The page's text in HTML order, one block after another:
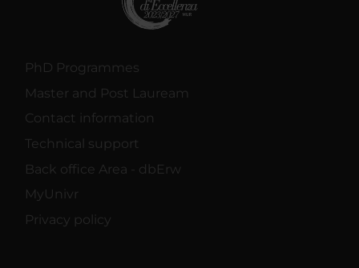
PhD Programmes
Master and Post Lauream
Contact information
Technical support
Back office Area - dbErw
MyUnivr
Privacy policy